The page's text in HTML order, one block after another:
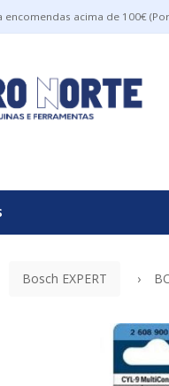
encomendas acima de 100€
Bosch EXPERT